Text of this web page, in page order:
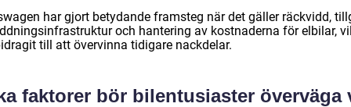
har gjort betydande framsteg när det gäller räckvidd,
och hantering av kostnaderna för elbilar,
till att övervinna tidigare nackdelar.
faktorer bör bilentusiaster överväga